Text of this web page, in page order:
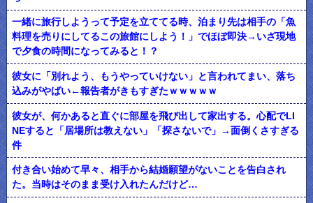
一緒に旅行しようって予定を立ててる時、泊まり先は相手の「魚
料理を売りにしてるこの旅館にしよう！」でほぼ即決→いざ現地
で夕食の時間になってみると！？
彼女に「別れよう、もうやっていけない」と言われてまい、落ち
込みがやばい←報告者がきもすぎたｗｗｗｗｗ
彼女が、何かあると直ぐに部屋を飛び出して家出する。心配でLI
NEすると「居場所は教えない」「探さないで」→面倒くさすぎる
件
付き合い始めて早々、相手から結婚願望がないことを告白され
た。当時はそのまま受け入れたんだけど…